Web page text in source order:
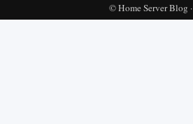
©Home Server Blog